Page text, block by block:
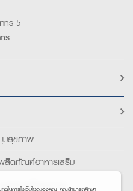
ทร 5
ร
มสุขภาพ
ลิตภัณฑ์อาหารเสริม
ปกรณ์เพื่อสุขภาพ
ดีในการใช้เว็บไซต์ของคุณ คุณสามารถศึกษา